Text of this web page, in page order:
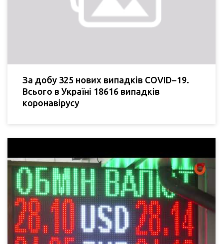
За добу 325 нових випадків COVID−19.
Всього в Україні 18616 випадків
коронавірусу